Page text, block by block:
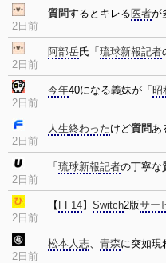
2日前
質問するとキレる医者が
2日前
阿部岳氏「 琉球新報記者
2日前
今年40になる義妹が「 昭
2日前
人生終わったけど質問あ
2日前
「 琉球新報記者の丁寧な
2日前
【 FF14】 Switch2版サー
2日前
松本人志、 青森に突如現